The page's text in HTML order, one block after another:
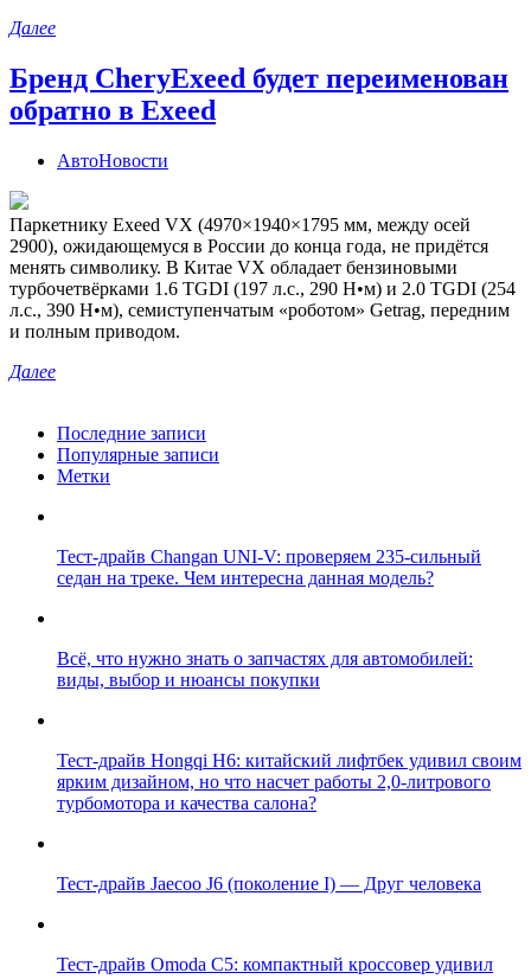
Далее
Бренд CheryExeed будет переименован
обратно в Exeed
АвтоНовости
Паркетнику Exeed VX (4970×1940×1795 мм, между осей
2900), ожидающемуся в России до конца года, не придётся
менять символику. В Китае VX обладает бензиновыми
турбочетвёрками 1.6 TGDI (197 л.с., 290 Н•м) и 2.0 TGDI (254
л.с., 390 Н•м), семиступенчатым «роботом» Getrag, передним
и полным приводом.
Далее
Последние записи
Популярные записи
Метки
Тест-драйв Changan UNI-V: проверяем 235-сильный
седан на треке. Чем интересна данная модель?
Всё, что нужно знать о запчастях для автомобилей:
виды, выбор и нюансы покупки
Тест-драйв Hongqi H6: китайский лифтбек удивил своим
ярким дизайном, но что насчет работы 2,0-литрового
турбомотора и качества салона?
Тест-драйв Jaecoo J6 (поколение I) — Друг человека
Тест-драйв Omoda C5: компактный кроссовер удивил